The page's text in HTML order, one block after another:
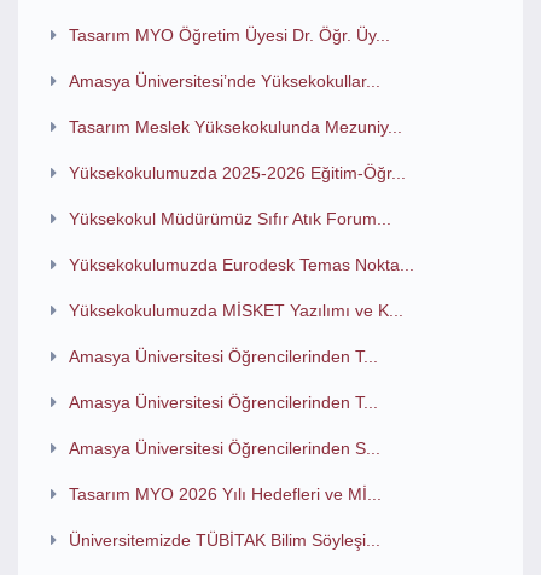
Tasarım MYO Öğretim Üyesi Dr. Öğr. Üy...
Amasya Üniversitesi’nde Yüksekokullar...
Tasarım Meslek Yüksekokulunda Mezuniy...
Yüksekokulumuzda 2025-2026 Eğitim-Öğr...
Yüksekokul Müdürümüz Sıfır Atık Forum...
Yüksekokulumuzda Eurodesk Temas Nokta...
Yüksekokulumuzda MİSKET Yazılımı ve K...
Amasya Üniversitesi Öğrencilerinden T...
Amasya Üniversitesi Öğrencilerinden T...
Amasya Üniversitesi Öğrencilerinden S...
Tasarım MYO 2026 Yılı Hedefleri ve Mİ...
Üniversitemizde TÜBİTAK Bilim Söyleşi...